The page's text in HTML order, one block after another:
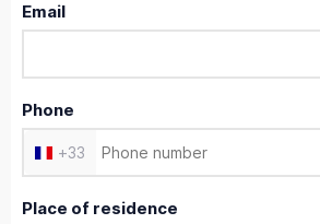
Email
Phone
+33
Place of residence